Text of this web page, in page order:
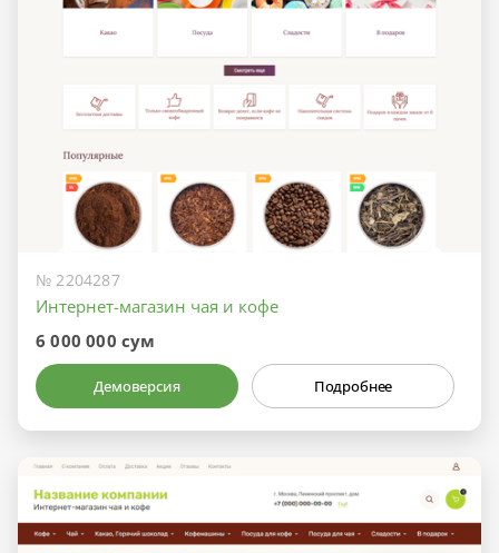
№ 2204287
Интернет-магазин чая и кофе
6 000 000 сум
Демоверсия Подробнее